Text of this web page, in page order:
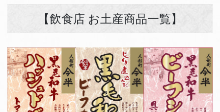
【飲食店 お土産商品一覧】